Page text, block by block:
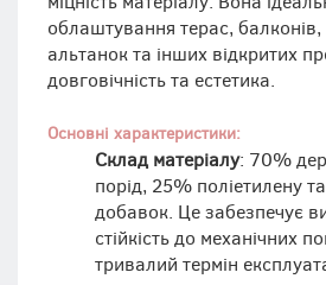
облаштування терас,
альтанок та інших відкритих
довговічність та естетика.
Основні характеристики:
Склад матеріалу: 70%
порід, 25% поліетилену
добавок. Це забезпечує
стійкість до механічних
тривалий термін